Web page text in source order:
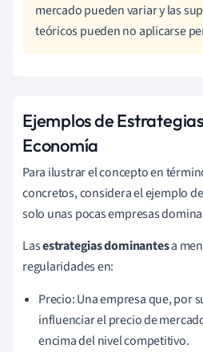
mercado pueden variar y las
teóricos pueden no aplicarse
Ejemplos de
Economía
Para ilustrar el concepto en
concretos, considera el ejemplo
solo unas pocas empresas
Lasestrategias dominantesa
regularidades en:
Precio: Una empresa que, por
influenciar el precio de
encima del nivel competitivo.